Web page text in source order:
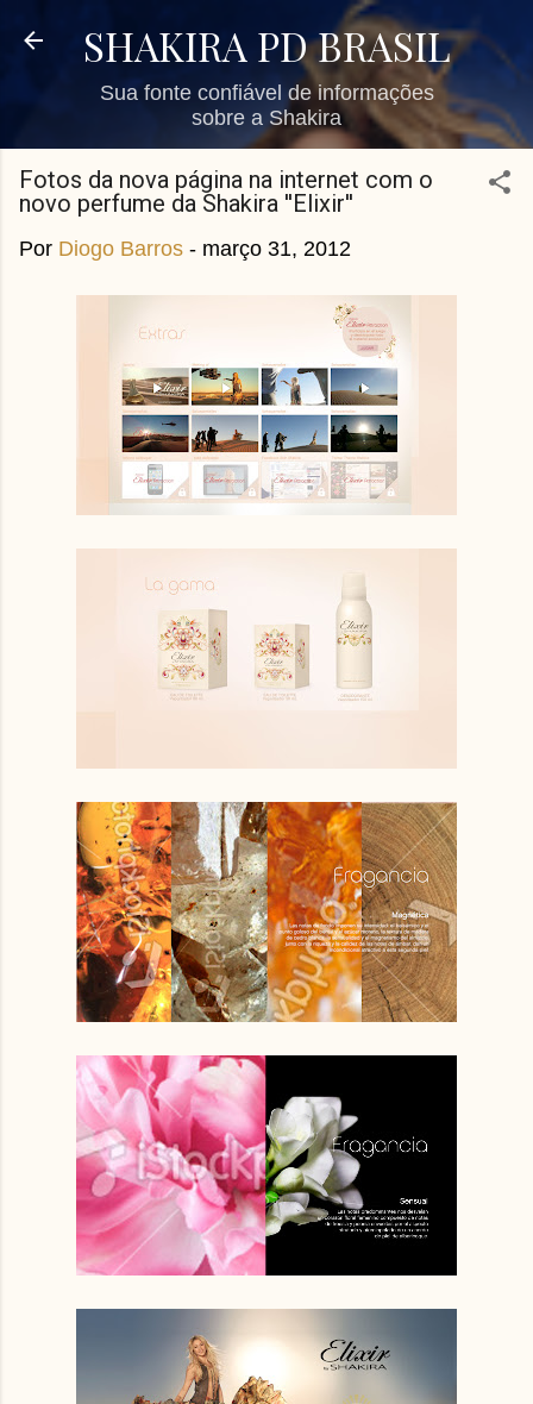
Pular para o conteúdo principal
SHAKIRA PD BRASIL
Sua fonte confiável de informações
sobre a Shakira
Fotos da nova página na internet com o
novo perfume da Shakira ''Elixir''
Por Diogo Barros - março 31, 2012